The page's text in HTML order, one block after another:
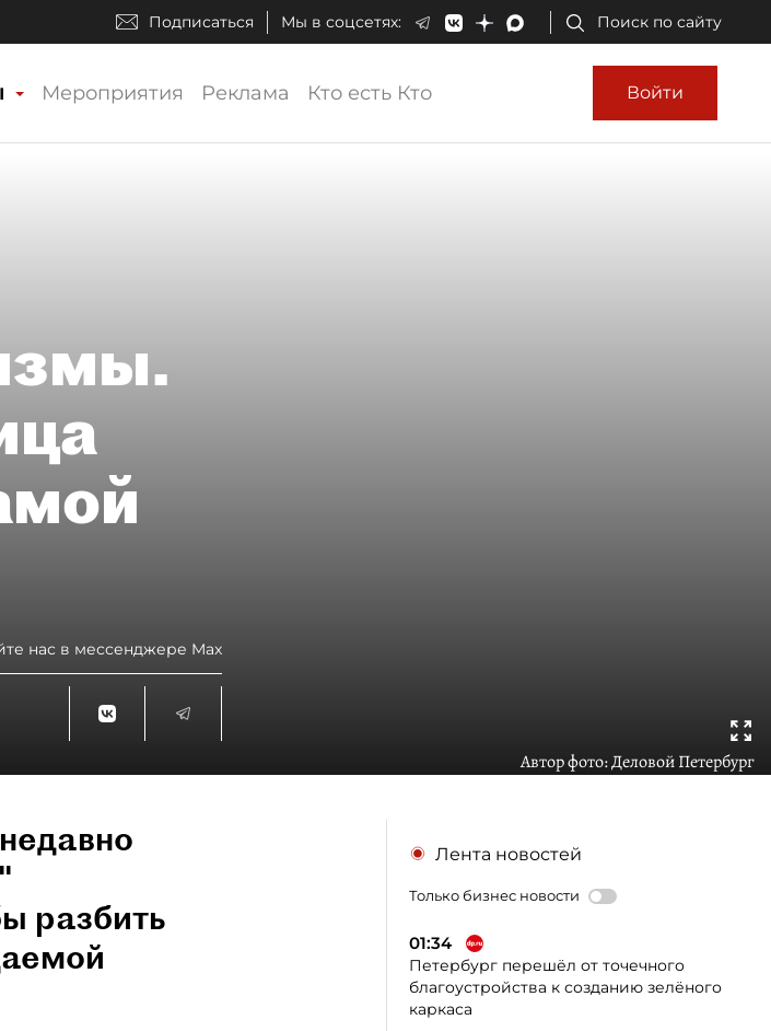
Подписаться Мы в соцсетях: Поиск по сайту
Мероприятия Реклама Кто есть Кто Войти
нас в мессенджере Max
Автор фото:Деловой Петербург
разбить
Лента новостей
Только бизнес новости
01:34
Петербург перешёл от точечного
благоустройства к созданию зелёного
каркаса